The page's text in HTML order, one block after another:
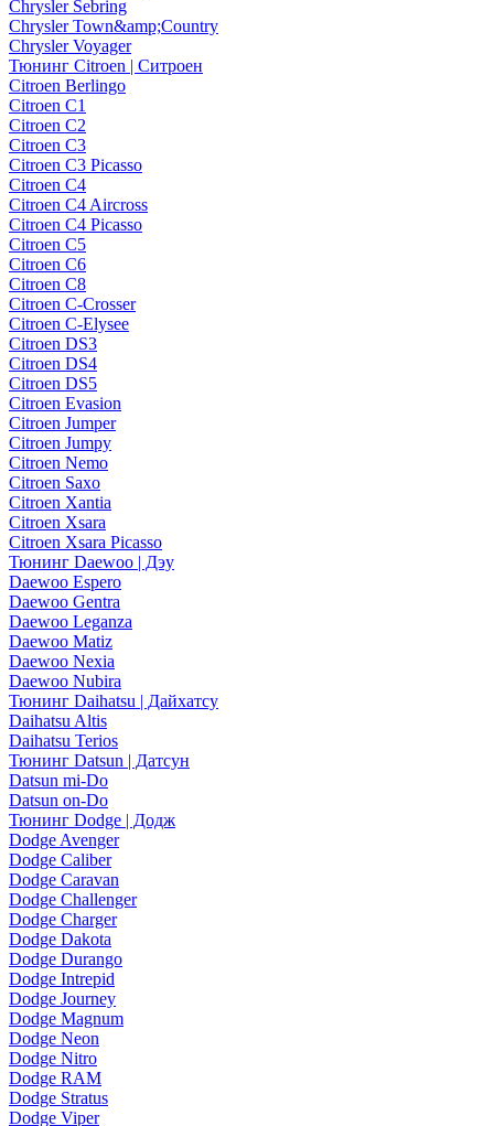
Chrysler Sebring
Chrysler Town&amp;Country
Chrysler Voyager
Тюнинг Citroen | Ситроен
Citroen Berlingo
Citroen C1
Citroen C2
Citroen C3
Citroen C3 Picasso
Citroen C4
Citroen C4 Aircross
Citroen C4 Picasso
Citroen C5
Citroen C6
Citroen C8
Citroen C-Crosser
Citroen C-Elysee
Citroen DS3
Citroen DS4
Citroen DS5
Citroen Evasion
Citroen Jumper
Citroen Jumpy
Citroen Nemo
Citroen Saxo
Citroen Xantia
Citroen Xsara
Citroen Xsara Picasso
Тюнинг Daewoo | Дэу
Daewoo Espero
Daewoo Gentra
Daewoo Leganza
Daewoo Matiz
Daewoo Nexia
Daewoo Nubira
Тюнинг Daihatsu | Дайхатсу
Daihatsu Altis
Daihatsu Terios
Тюнинг Datsun | Датсун
Datsun mi-Do
Datsun on-Do
Тюнинг Dodge | Додж
Dodge Avenger
Dodge Caliber
Dodge Caravan
Dodge Challenger
Dodge Charger
Dodge Dakota
Dodge Durango
Dodge Intrepid
Dodge Journey
Dodge Magnum
Dodge Neon
Dodge Nitro
Dodge RAM
Dodge Stratus
Dodge Viper